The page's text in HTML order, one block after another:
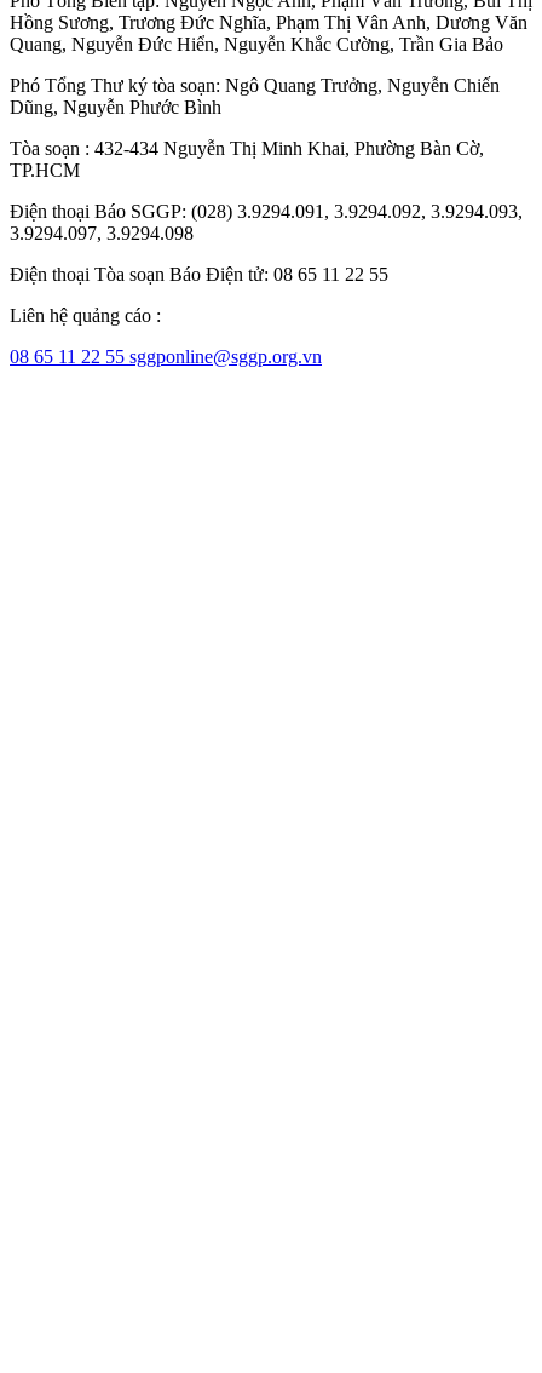
Hồng Sương, Trương Đức Nghĩa, Phạm Thị Vân Anh, Dương Văn
Quang, Nguyễn Đức Hiển, Nguyễn Khắc Cường, Trần Gia Bảo
Phó Tổng Thư ký tòa soạn: Ngô Quang Trưởng, Nguyễn Chiến
Dũng, Nguyễn Phước Bình
Tòa soạn : 432-434 Nguyễn Thị Minh Khai, Phường Bàn Cờ,
TP.HCM
Điện thoại Báo SGGP: (028) 3.9294.091, 3.9294.092, 3.9294.093,
3.9294.097, 3.9294.098
Điện thoại Tòa soạn Báo Điện tử: 08 65 11 22 55
Liên hệ quảng cáo :
08 65 11 22 55 sggponline@sggp.org.vn